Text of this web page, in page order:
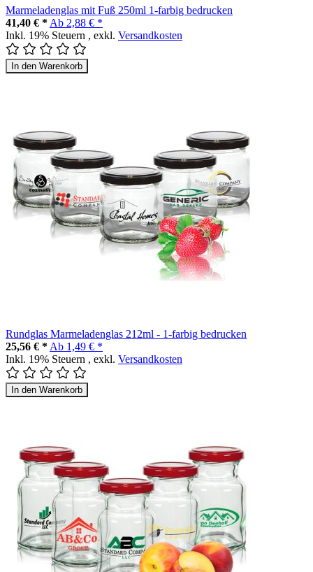
Marmeladenglas mit Fuß 250ml 1-farbig bedrucken
41,40 € * Ab 2,88 € *
Inkl. 19% Steuern , exkl. Versandkosten
In den Warenkorb
Rundglas Marmeladenglas 212ml - 1-farbig bedrucken
25,56 € * Ab 1,49 € *
Inkl. 19% Steuern , exkl. Versandkosten
In den Warenkorb